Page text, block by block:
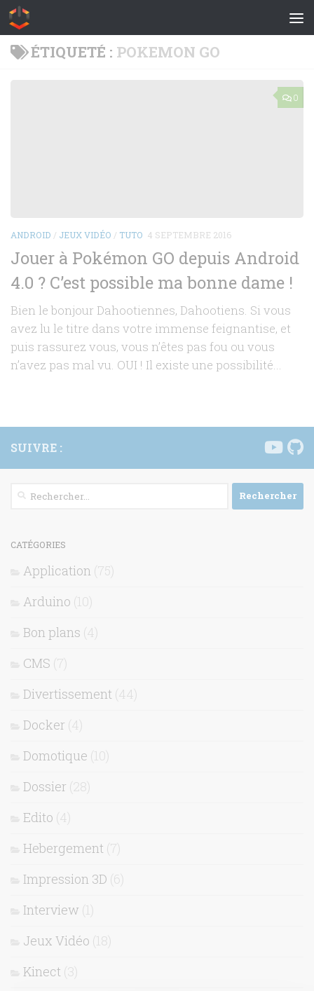
Skip to content
ÉTIQUETÉ : POKEMON GO
0
ANDROID / JEUX VIDÉO / TUTO 4 SEPTEMBRE 2016
Jouer à Pokémon GO depuis Android
4.0 ? C’est possible ma bonne dame !
Bien le bonjour Dahootiennes, Dahootiens. Si vous
avez lu le titre dans votre immense feignantise, et
puis rassurez vous, vous n’êtes pas fou ou vous
n’avez pas mal vu. OUI ! Il existe une possibilité...
SUIVRE :
Rechercher :
CATÉGORIES
Application (75)
Arduino (10)
Bon plans (4)
CMS (7)
Divertissement (44)
Docker (4)
Domotique (10)
Dossier (28)
Edito (4)
Hebergement (7)
Impression 3D (6)
Interview (1)
Jeux Vidéo (18)
Kinect (3)